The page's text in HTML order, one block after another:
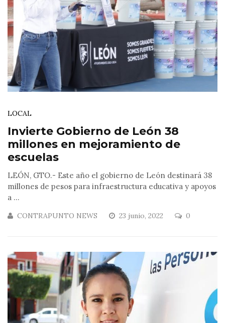
LOCAL
Invierte Gobierno de León 38
millones en mejoramiento de
escuelas
LEÓN, GTO.- Este año el gobierno de León destinará 38
millones de pesos para infraestructura educativa y apoyos
a ...
CONTRAPUNTO NEWS 23 junio, 2022 0